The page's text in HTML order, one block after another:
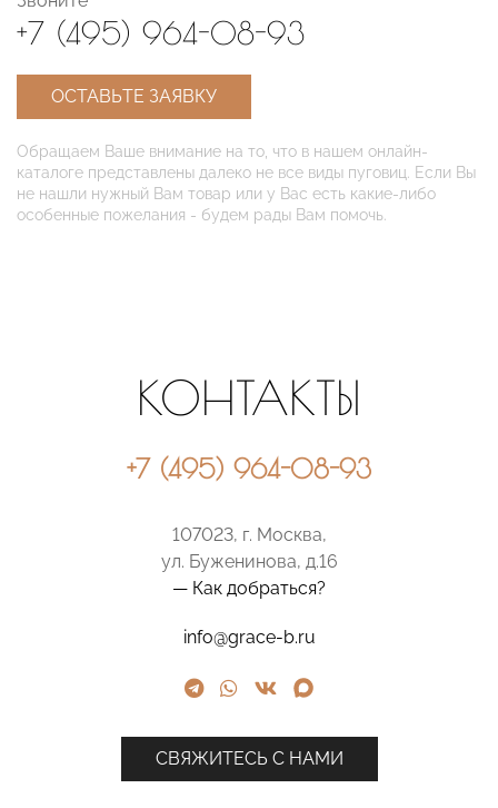
+7 (495) 964-08-93
ОСТАВЬТЕ ЗАЯВКУ
Обращаем Ваше внимание на то, что в нашем онлайн-
каталоге представлены далеко не все виды пуговиц. Если Вы
не нашли нужный Вам товар или у Вас есть какие-либо
особенные пожелания - будем рады Вам помочь.
КОНТАКТЫ
+7 (495) 964-08-93
107023, г. Москва,
ул. Буженинова, д.16
— Как добраться?
info@grace-b.ru
СВЯЖИТЕСЬ С НАМИ